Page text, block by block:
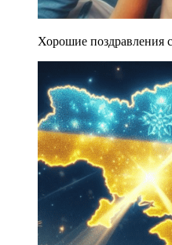
Хорошие поздравления